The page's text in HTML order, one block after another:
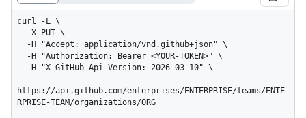
curl -L \
https://api.github.com/enterprises/ENTERPRISE/teams/ENTE
RPRISE-TEAM/organizations/ORG